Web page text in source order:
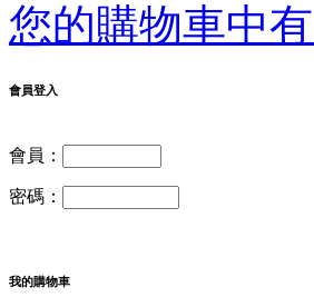
您的購物車中
會員登入
會員：
密碼：
我的購物車